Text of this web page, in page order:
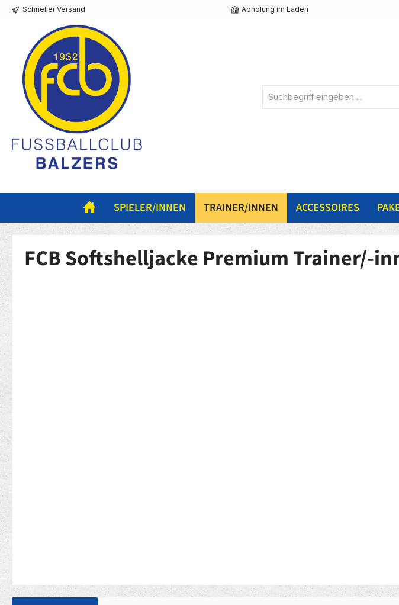
Zur Hauptnavigation springen
Schneller Versand Abholung im Laden
SPIELER/INNEN TRAINER/INNEN ACCESSOIRES
FCB Softshelljacke Premium Trainer/-